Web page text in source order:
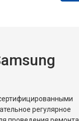
регулярное